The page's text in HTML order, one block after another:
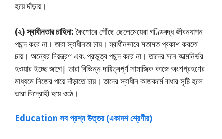
হয়ে দাঁড়ায়।
(২) স্বাধীনতার চাহিদা:কৈশােরে পৌঁছে ছেলেমেয়েরা গণ্ডিবদ্ধ জীবনযাপন
পছন্দ করে না। তারা স্বাধীনতা চায়। স্বাধীনভাবে মতামত প্রকাশ করতে
চায়। অন্যের নিয়ন্ত্রণ এবং প্রভুত্ব পছন্দ করে না। তাদের মনে আত্মনির্ভর
হওয়ার ইচ্ছে জাগে| তারা বিভিন্ন দায়িত্বপূর্ণ সামাজিক কাজে অংশগ্রহণের
মাধ্যমে নিজের পায়ে দাঁড়াতে চায়। তাদের স্বাধীন কাজকর্মে বাধার সৃষ্টি হলে
তারা বিদ্রোহী হয়ে ওঠে।
Education সব প্রশ্ন উত্তর (একাদশ শ্রেণীর)